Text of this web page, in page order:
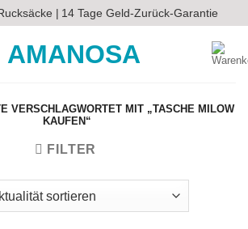
| 14 Tage Geld-Zurück-Garantie
VERSCHLAGWORTET MIT „TASCHE MILOW
KAUFEN“
FILTER